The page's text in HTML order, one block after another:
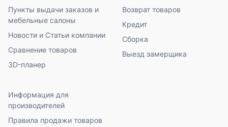
Пункты выдачи заказов и
мебельные салоны
Новости и Статьи компании
Сравнение товаров
3D-планер
Возврат товаров
Кредит
Сборка
Выезд замерщика
Информация для
производителей
Правила продажи товаров